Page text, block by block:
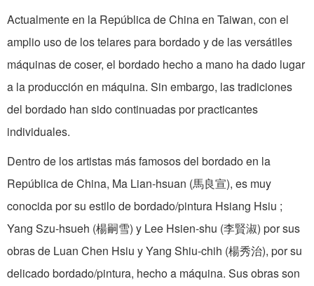
Actualmente en la República de China en Taiwan, con el
amplio uso de los telares para bordado y de las versátiles
máquinas de coser, el bordado hecho a mano ha dado lugar
a la producción en máquina. Sin embargo, las tradiciones
del bordado han sido continuadas por practicantes
individuales.
Dentro de los artistas más famosos del bordado en la
República de China, Ma Lian-hsuan (馬良宣), es muy
conocida por su estilo de bordado/pintura Hsiang Hsiu ;
Yang Szu-hsueh (楊嗣雪) y Lee Hsien-shu (李賢淑) por sus
obras de Luan Chen Hsiu y Yang Shiu-chih (楊秀治), por su
delicado bordado/pintura, hecho a máquina. Sus obras son